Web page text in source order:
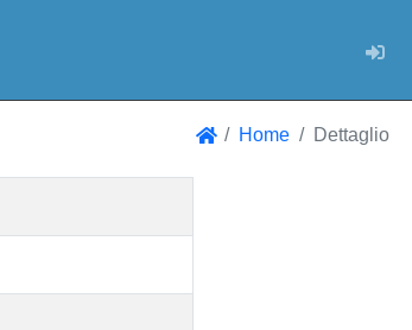
Home Dettaglio